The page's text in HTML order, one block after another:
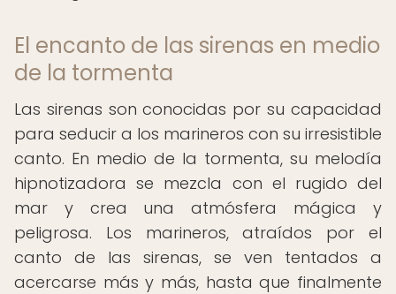
El encanto de las sirenas en medio
de la tormenta
Las sirenas son conocidas por su capacidad
para seducir a los marineros con su irresistible
canto. En medio de la tormenta, su melodía
hipnotizadora se mezcla con el rugido del
mar y crea una atmósfera mágica y
peligrosa. Los marineros, atraídos por el
canto de las sirenas, se ven tentados a
acercarse más y más, hasta que finalmente